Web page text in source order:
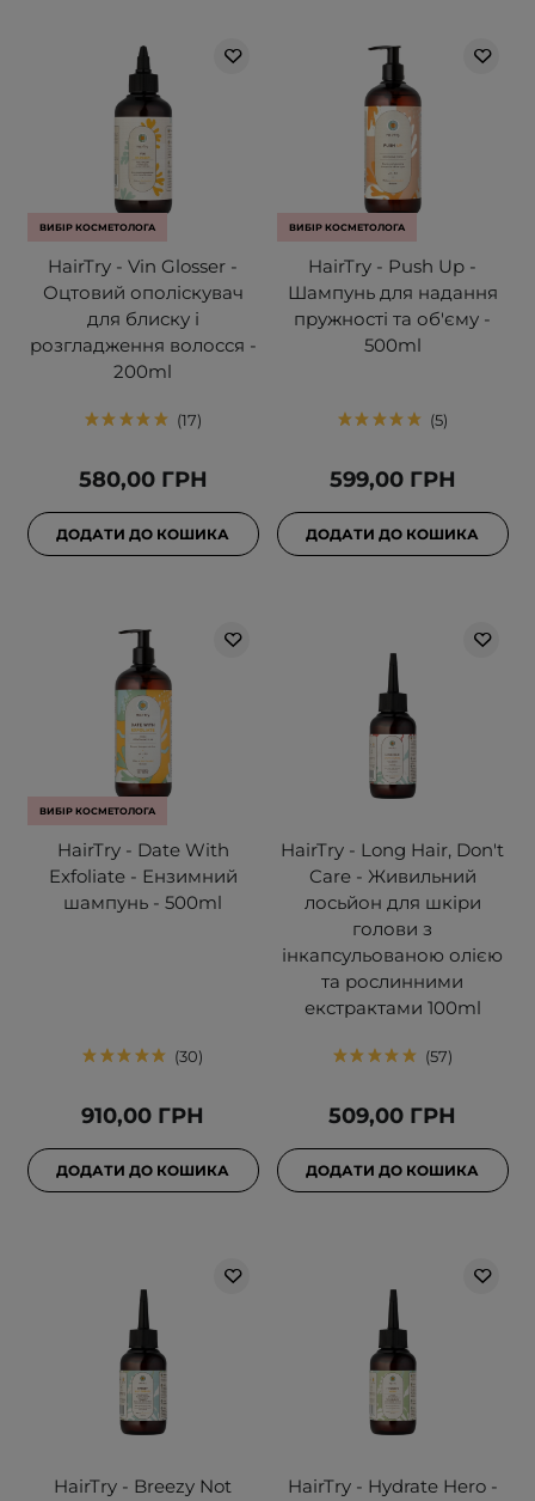
ВИБІР КОСМЕТОЛОГА
HairTry - Vin Glosser -
Оцтовий ополіскувач
для блиску і
розгладження волосся -
200ml
17
580,00 ГРН
ДОДАТИ ДО КОШИКА
ВИБІР КОСМЕТОЛОГА
HairTry - Push Up -
Шампунь для надання
пружності та об'єму -
500ml
5
599,00 ГРН
ДОДАТИ ДО КОШИКА
ВИБІР КОСМЕТОЛОГА
HairTry - Date With
Exfoliate - Ензимний
шампунь - 500ml
30
910,00 ГРН
ДОДАТИ ДО КОШИКА
HairTry - Long Hair, Don't
Care - Живильний
лосьйон для шкіри
голови з
інкапсульованою олією
та рослинними
екстрактами 100ml
57
509,00 ГРН
ДОДАТИ ДО КОШИКА
HairTry - Breezy Not
HairTry - Hydrate Hero -